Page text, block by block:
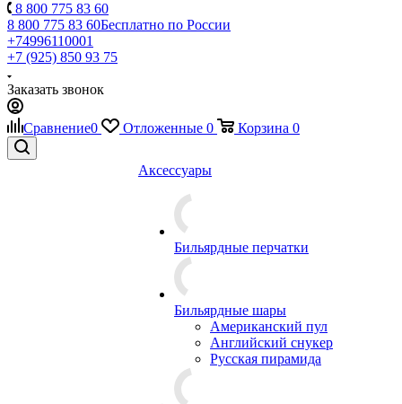
8 800 775 83 60
8 800 775 83 60Бесплатно по России
+74996110001
+7 (925) 850 93 75
Заказать звонок
Сравнение0 Отложенные 0 Корзина 0
Аксессуары
Бильярдные перчатки
Бильярдные шары
Американский пул
Английский снукер
Русская пирамида